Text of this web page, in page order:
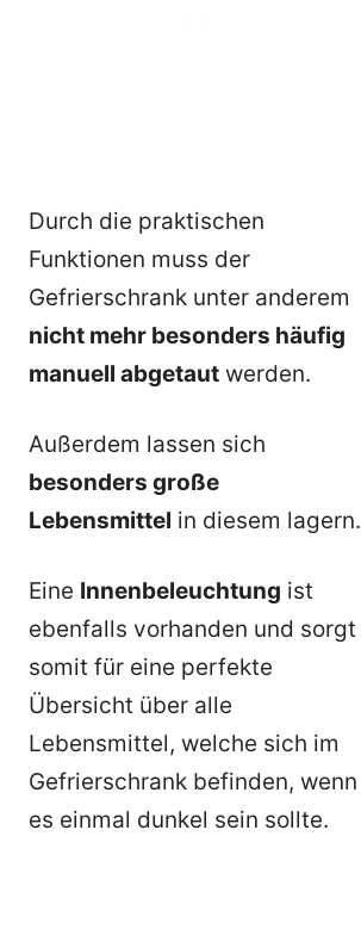
Durch die praktischen
Funktionen muss der
Gefrierschrank unter anderem
nicht mehr besonders häufig
manuell abgetaut werden.
Außerdem lassen sich
besonders große
Lebensmittel in diesem lagern.
Eine Innenbeleuchtung ist
ebenfalls vorhanden und sorgt
somit für eine perfekte
Übersicht über alle
Lebensmittel, welche sich im
Gefrierschrank befinden, wenn
es einmal dunkel sein sollte.